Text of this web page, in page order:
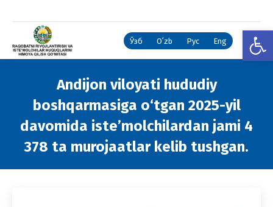
Ўзб Oʻzb Рус Eng
Andijon viloyati hududiy
boshqarmasiga o‘tgan 2025-yil
davomida iste’molchilardan jami 4
378 ta murojaatlar kelib tushgan.